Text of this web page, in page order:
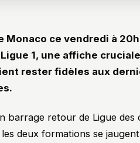
Monaco ce vendredi à
1, une affiche
rester fidèles aux
barrage retour de Ligue des
deux formations se